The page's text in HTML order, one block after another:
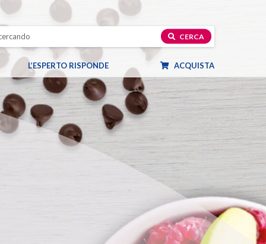
CERCA
L’ESPERTO RISPONDE ACQUISTA